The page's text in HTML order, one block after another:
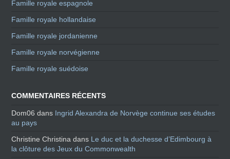
Famille royale espagnole
Famille royale hollandaise
Famille royale jordanienne
Famille royale norvégienne
Famille royale suédoise
COMMENTAIRES RÉCENTS
Dom06 dans Ingrid Alexandra de Norvège continue ses études
au pays
Christine Christina dans Le duc et la duchesse d’Edimbourg à
la clôture des Jeux du Commonwealth